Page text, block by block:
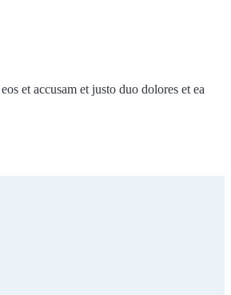
et accusam et justo duo dolores et ea